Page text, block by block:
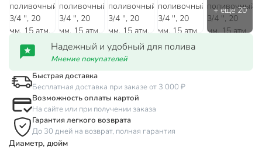
Надежный и удобный для полива
Мнение покупателей
Быстрая доставка
Бесплатная доставка при заказе от 3 000 ₽
Возможность оплаты картой
На сайте или при получении заказа
Гарантия легкого возврата
До 30 дней на возврат, полная гарантия
Диаметр, дюйм